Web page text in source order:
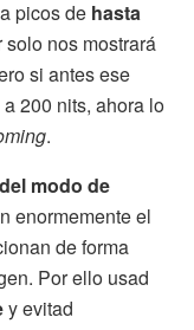
picos de hasta
nos mostrará
si antes ese
200 nits, ahora lo
.
modo de
enormemente el
de forma
Por ello usad
y evitad